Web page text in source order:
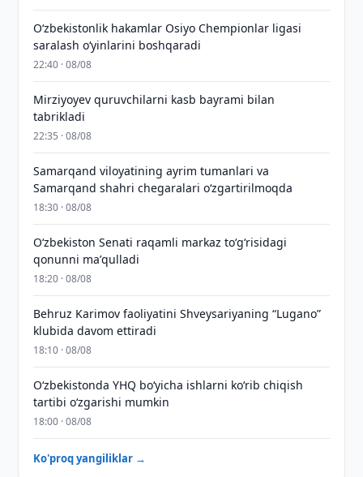
O‘zbekistonlik hakamlar Osiyo Chempionlar ligasi
saralash o‘yinlarini boshqaradi
22:40 · 08/08
Mirziyoyev quruvchilarni kasb bayrami bilan
tabrikladi
22:35 · 08/08
Samarqand viloyatining ayrim tumanlari va
Samarqand shahri chegaralari oʻzgartirilmoqda
18:30 · 08/08
Oʻzbekiston Senati raqamli markaz toʻgʻrisidagi
qonunni maʼqulladi
18:20 · 08/08
Behruz Karimov faoliyatini Shveysariyaning “Lugano”
klubida davom ettiradi
18:10 · 08/08
O‘zbekistonda YHQ bo‘yicha ishlarni ko‘rib chiqish
tartibi o‘zgarishi mumkin
18:00 · 08/08
Ko'proq yangiliklar →